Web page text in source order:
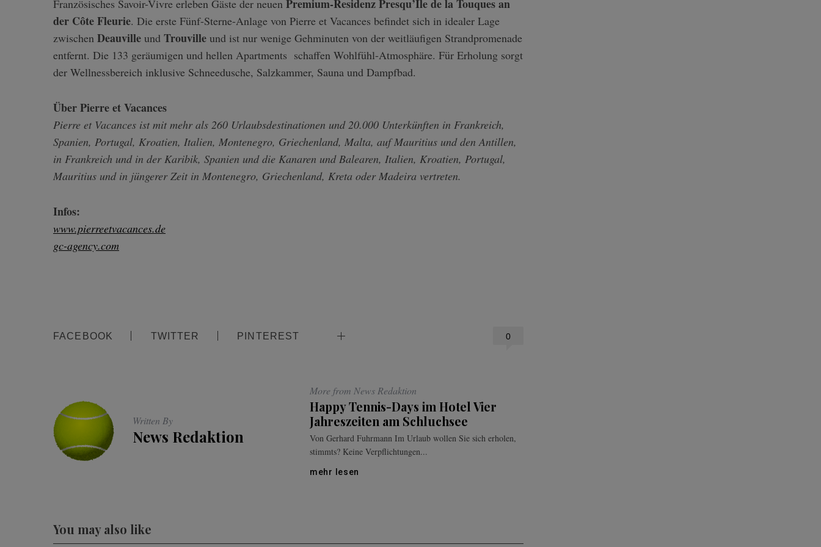
Französisches Savoir-Vivre erleben Gäste der neuen Premium-Residenz Presqu’Ile de la Touques an
der Côte Fleurie. Die erste Fünf-Sterne-Anlage von Pierre et Vacances befindet sich in idealer Lage
zwischen Deauville und Trouville und ist nur wenige Gehminuten von der weitläufigen Strandpromenade
entfernt. Die 133 geräumigen und hellen Apartments schaffen Wohlfühl-Atmosphäre. Für Erholung sorgt
der Wellnessbereich inklusive Schneedusche, Salzkammer, Sauna und Dampfbad.
Über Pierre et Vacances
Pierre et Vacances ist mit mehr als 260 Urlaubsdestinationen und 20.000 Unterkünften in Frankreich,
Spanien, Portugal, Kroatien, Italien, Montenegro, Griechenland, Malta, auf Mauritius und den Antillen,
in Frankreich und in der Karibik, Spanien und die Kanaren und Balearen, Italien, Kroatien, Portugal,
Mauritius und in jüngerer Zeit in Montenegro, Griechenland, Kreta oder Madeira vertreten.
Infos:
www.pierreetvacances.de
gc-agency.com
0
FACEBOOK TWITTER PINTEREST
Written By
News Redaktion
More from News Redaktion
Happy Tennis-Days im Hotel Vier
Jahreszeiten am Schluchsee
Von Gerhard Fuhrmann Im Urlaub wollen Sie sich erholen,
stimmts? Keine Verpflichtungen...
mehr lesen
You may also like